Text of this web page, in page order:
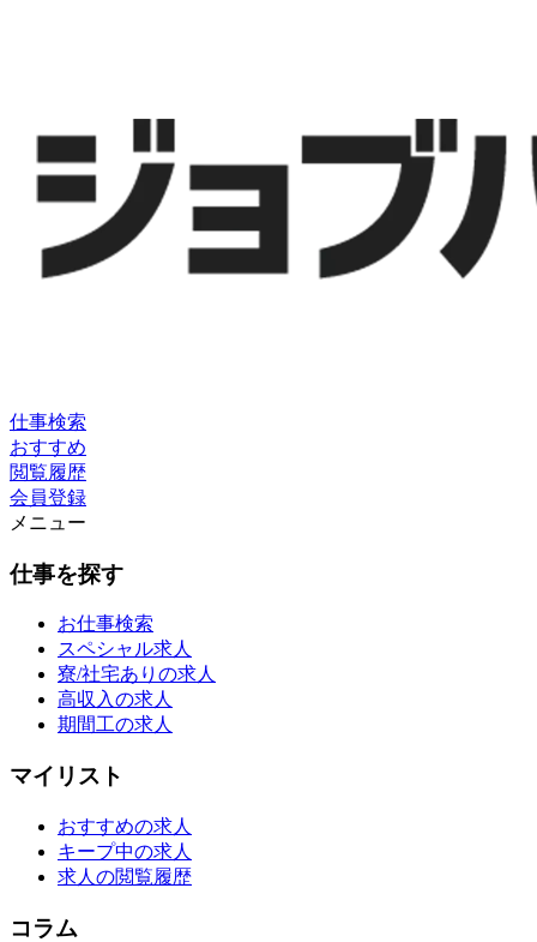
仕事検索
おすすめ
閲覧履歴
会員登録
メニュー
仕事を探す
お仕事検索
スペシャル求人
寮/社宅ありの求人
高収入の求人
期間工の求人
マイリスト
おすすめの求人
キープ中の求人
求人の閲覧履歴
コラム